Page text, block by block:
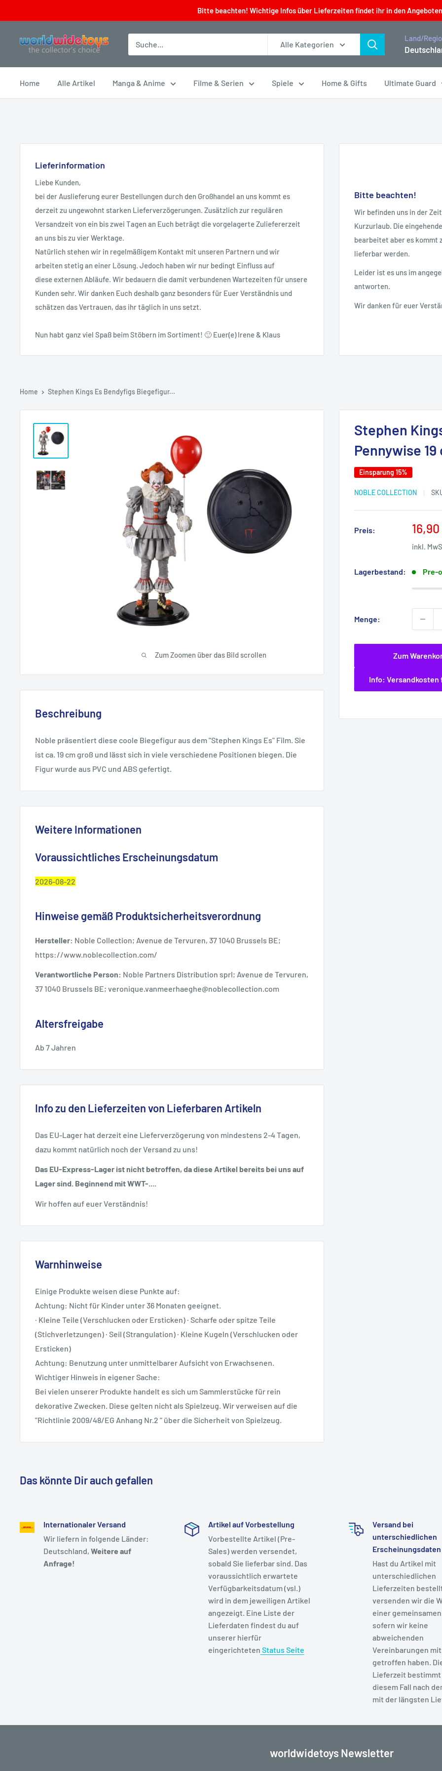
zum
Bitte beachten! Wichtige Infos über Lieferzeiten findet ihr in den
worldwidetoys Alle Kategorien
Land/
Home Alle Artikel Manga & Anime Filme & Serien Spiele Home & Gifts Ultimate Guard
Lieferinformation
Liebe Kunden,
bei der Auslieferung eurer Bestellungen durch den Großhandel an uns kommt es
derzeit zu ungewohnt starken Lieferverzögerungen. Zusätzlich zur regulären
Versandzeit von ein bis zwei Tagen an Euch beträgt die vorgelagerte Zuliefererzeit
an uns bis zu vier Werktage.
Natürlich stehen wir in regelmäßigem Kontakt mit unseren Partnern und wir
arbeiten stetig an einer Lösung. Jedoch haben wir nur bedingt Einfluss auf
diese externen Abläufe. Wir bedauern die damit verbundenen Wartezeiten für unsere
Kunden sehr. Wir danken Euch deshalb ganz besonders für Euer Verständnis und
schätzen das Vertrauen, das ihr täglich in uns setzt.
Nun habt ganz viel Spaß beim Stöbern im Sortiment! 🙂 Euer(e) Irene & Klaus
Bitte beachten!
Wir befinden uns in der
Kurzurlaub. Die
bearbeitet aber es kommt
lieferbar werden.
Leider ist es uns im
antworten.
Wir danken für euer
Home Stephen Kings Es Bendyfigs Biegefigur...
Zum Zoomen über das Bild scrollen
Stephen
Pennywise 19
Einsparung 15%
NOBLE COLLECTION
Preis:
inkl.
Lagerbestand: Pre-
Menge:
Zum
Info:
Beschreibung
Noble präsentiert diese coole Biegefigur aus dem "Stephen Kings Es" Film. Sie
ist ca. 19 cm groß und lässt sich in viele verschiedene Positionen biegen. Die
Figur wurde aus PVC und ABS gefertigt.
Weitere Informationen
Voraussichtliches Erscheinungsdatum
2026-08-22
Hinweise gemäß Produktsicherheitsverordnung
Hersteller: Noble Collection; Avenue de Tervuren, 37 1040 Brussels BE;
https://www.noblecollection.com/
Verantwortliche Person: Noble Partners Distribution sprl; Avenue de Tervuren,
37 1040 Brussels BE; veronique.vanmeerhaeghe@noblecollection.com
Altersfreigabe
Ab 7 Jahren
Info zu den Lieferzeiten von Lieferbaren Artikeln
Das EU-Lager hat derzeit eine Lieferverzögerung von mindestens 2-4 Tagen,
dazu kommt natürlich noch der Versand zu uns!
Das EU-Express-Lager ist nicht betroffen, da diese Artikel bereits bei uns auf
Lager sind. Beginnend mit WWT-....
Wir hoffen auf euer Verständnis!
Warnhinweise
Einige Produkte weisen diese Punkte auf:
Achtung: Nicht für Kinder unter 36 Monaten geeignet.
· Kleine Teile (Verschlucken oder Ersticken) · Scharfe oder spitze Teile
(Stichverletzungen) · Seil (Strangulation) · Kleine Kugeln (Verschlucken oder
Ersticken)
Achtung: Benutzung unter unmittelbarer Aufsicht von Erwachsenen.
Wichtiger Hinweis in eigener Sache:
Bei vielen unserer Produkte handelt es sich um Sammlerstücke für rein
dekorative Zwecken. Diese gelten nicht als Spielzeug. Wir verweisen auf die
"Richtlinie 2009/48/EG Anhang Nr.2 “ über die Sicherheit von Spielzeug.
Das könnte Dir auch gefallen
Internationaler Versand
Wir liefern in folgende Länder:
Deutschland, Weitere auf
Anfrage!
Artikel auf Vorbestellung
Vorbestellte Artikel (Pre-
Sales) werden versendet,
sobald Sie lieferbar sind. Das
voraussichtlich erwartete
Verfügbarkeitsdatum (vsl.)
wird in dem jeweiligen Artikel
angezeigt. Eine Liste der
Lieferdaten findest du auf
unserer hierfür
eingerichteten Status Seite
Versand bei
unterschiedlichen
Erscheinungsdaten
Hast du Artikel mit
unterschiedlichen
Lieferzeiten
versenden wir die
einer
sofern wir keine
abweichenden
Vereinbarungen
getroffen haben.
Lieferzeit bestimmt
diesem Fall nach
mit der längsten
worldwidetoys Newsletter